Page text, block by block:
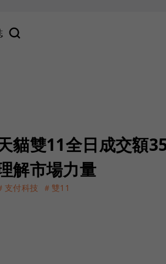
貓雙11全日成交額
解市場力量
支付科技 ＃雙11